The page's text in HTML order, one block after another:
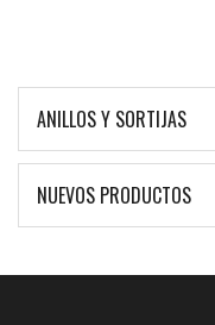
ANILLOS Y SORTIJAS
NUEVOS PRODUCTOS